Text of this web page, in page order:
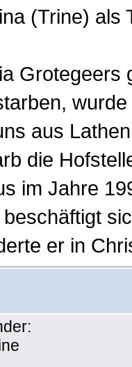
(Trine) als
Grotegeers
aus
die
im Jahre
er in